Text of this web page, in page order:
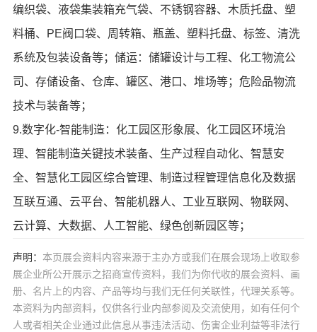
编织袋、液袋集装箱充气袋、不锈钢容器、木质托盘、塑
料桶、PE阀口袋、周转箱、瓶盖、塑料托盘、标签、清洗
系统及包装设备等；储运：储罐设计与工程、化工物流公
司、存储设备、仓库、罐区、港口、堆场等；危险品物流
技术与装备等；
9.数字化-智能制造：化工园区形象展、化工园区环境治
理、智能制造关键技术装备、生产过程自动化、智慧安
全、智慧化工园区综合管理、制造过程管理信息化及数据
互联互通、云平台、智能机器人、工业互联网、物联网、
云计算、大数据、人工智能、绿色创新园区等；
声明： 本页展会资料内容来源于主办方或我们在展会现场上收取参
展企业所公开展示之招商宣传资料，我们为你代收的展会资料、画
册、名片上的内容、产品等均与我们无任何关联性，代理关系等。
本资料为内部资料，仅供各行业内部参阅及交流使用，如有任何个
人或者相关企业通过此信息从事违法活动、伤害企业利益等非法行